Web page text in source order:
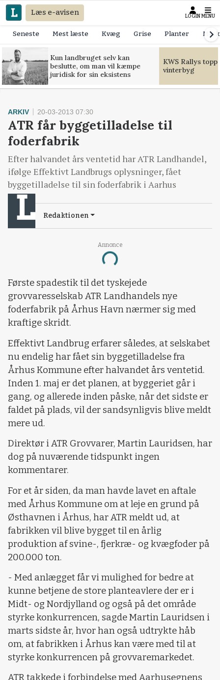
Læs e-avisen LOGIN MENU
Seneste Mest læste Kvæg Grise Planter
Kun landbruget selv kan
beslutte, om man vil kæmpe
juridisk for sin eksistens
KWS Rallys
vinterbyg
Annonce
Loading...
ARKIV 20-03-2013 07:30
ATR får byggetilladelse til
foderfabrik
Efter halvandet års ventetid har ATR Landhandel,
ifølge Effektivt Landbrugs oplysninger, fået
byggetilladelse til sin foderfabrik i Aarhus
Redaktionen
Første spadestik til det tyskejede
grovvaresselskab ATR Landhandels nye
foderfabrik på Århus Havn nærmer sig med
kraftige skridt.
Effektivt Landbrug erfarer således, at selskabet
nu endelig har fået sin byggetilladelse fra
Århus Kommune efter halvandet års ventetid.
Inden 1. maj er det planen, at byggeriet går i
gang, og allerede inden påske, når det sidste er
faldet på plads, vil der sandsynligvis blive meldt
mere ud.
Direktør i ATR Grovvarer, Martin Lauridsen, har
dog på nuværende tidspunkt ingen
kommentarer.
For et år siden, da man havde lavet en aftale
med Århus Kommune om at leje en grund på
Østhavnen i Århus, har ATR meldt ud, at
fabrikken vil blive bygget til en årlig
produktion af svine-, fjerkræ- og kvægfoder på
200.000 ton.
- Med anlægget får vi mulighed for bedre at
kunne betjene de store planteavlere der er i
Midt- og Nordjylland og også på det område
styrke konkurrencen, sagde Martin Lauridsen i
marts sidste år, hvor han også udtrykte håb
om, at fabrikken i Århus kan være med til at
styrke konkurrencen på grovvaremarkedet.
ATR takkede i forbindelse med Aarhusegnens